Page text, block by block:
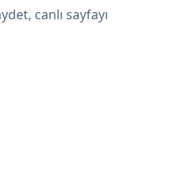
canlı sayfayı